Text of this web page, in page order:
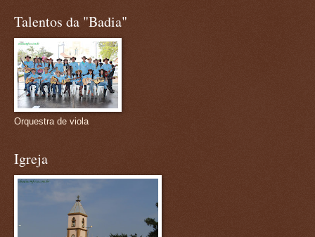
Talentos da "Badia"
Orquestra de viola
Igreja